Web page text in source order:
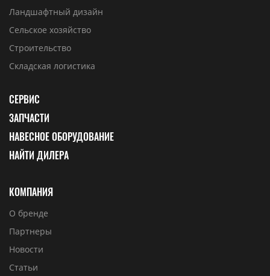
Ландшафтный дизайн
Сельское хозяйство
Строительство
Складская логистика
СЕРВИС
ЗАПЧАСТИ
НАВЕСНОЕ ОБОРУДОВАНИЕ
НАЙТИ ДИЛЕРА
КОМПАНИЯ
О бренде
Партнеры
Новости
Статьи